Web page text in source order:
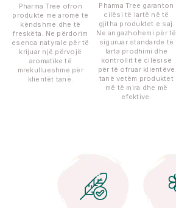
Pharma Tree ofron
produkte me aromë të
këndshme dhe të
freskëta. Ne përdorim
esenca natyrale për të
krijuar një përvojë
aromatike të
mrekullueshme për
klientët tanë.
Pharma Tree garanton
cilësi të lartë në të
gjitha produktet e saj.
Ne angazhohemi për të
siguruar standarde të
larta prodhimi dhe
kontrollit të cilësisë
për të ofruar klientëve
tanë vetëm produktet
më të mira dhe më
efektive.